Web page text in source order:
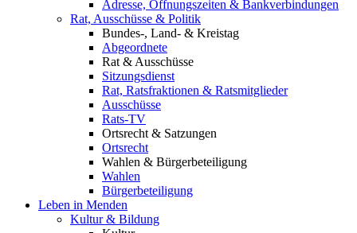
Adresse, Öffnungszeiten & Bankverbindungen
Rat, Ausschüsse & Politik
Bundes-, Land- & Kreistag
Abgeordnete
Rat & Ausschüsse
Sitzungsdienst
Rat, Ratsfraktionen & Ratsmitglieder
Ausschüsse
Rats-TV
Ortsrecht & Satzungen
Ortsrecht
Wahlen & Bürgerbeteiligung
Wahlen
Bürgerbeteiligung
Leben in Menden
Kultur & Bildung